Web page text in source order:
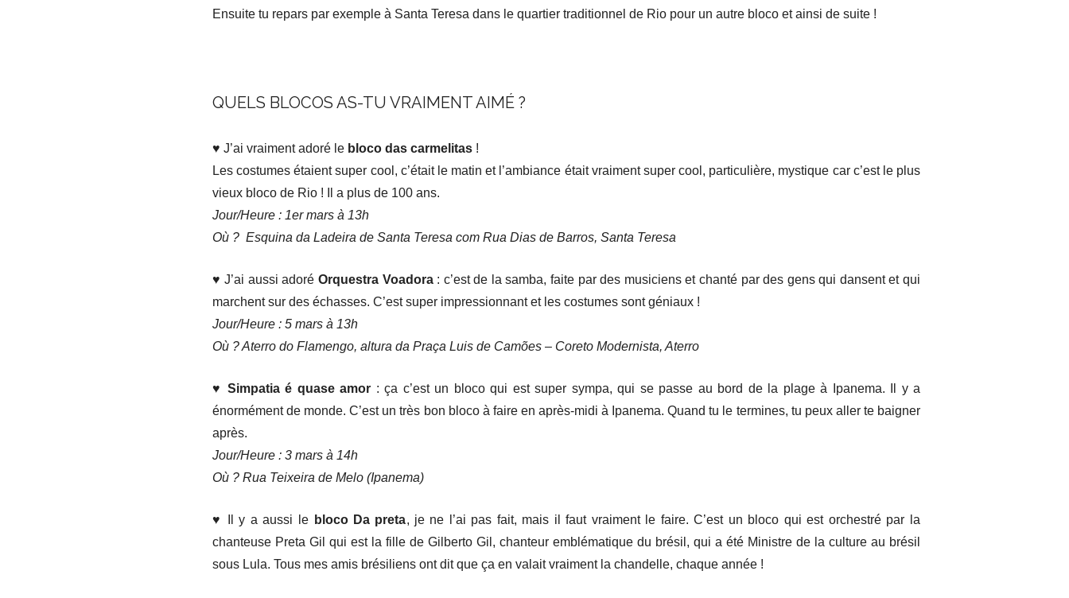
Ensuite tu repars par exemple à Santa Teresa dans le quartier traditionnel de Rio pour un autre bloco et ainsi de suite !
QUELS BLOCOS AS-TU VRAIMENT AIMÉ ?
♥ J’ai vraiment adoré le bloco das carmelitas !
Les costumes étaient super cool, c’était le matin et l’ambiance était vraiment super cool, particulière, mystique car c’est le plus
vieux bloco de Rio ! Il a plus de 100 ans.
Jour/Heure : 1er mars à 13h
Où ? Esquina da Ladeira de Santa Teresa com Rua Dias de Barros, Santa Teresa
♥ J’ai aussi adoré Orquestra Voadora : c’est de la samba, faite par des musiciens et chanté par des gens qui dansent et qui
marchent sur des échasses. C’est super impressionnant et les costumes sont géniaux !
Jour/Heure : 5 mars à 13h
Où ? Aterro do Flamengo, altura da Praça Luis de Camões – Coreto Modernista, Aterro
♥ Simpatia é quase amor : ça c’est un bloco qui est super sympa, qui se passe au bord de la plage à Ipanema. Il y a
énormément de monde. C’est un très bon bloco à faire en après-midi à Ipanema. Quand tu le termines, tu peux aller te baigner
après.
Jour/Heure : 3 mars à 14h
Où ? Rua Teixeira de Melo (Ipanema)
♥ Il y a aussi le bloco Da preta, je ne l’ai pas fait, mais il faut vraiment le faire. C’est un bloco qui est orchestré par la
chanteuse Preta Gil qui est la fille de Gilberto Gil, chanteur emblématique du brésil, qui a été Ministre de la culture au brésil
sous Lula. Tous mes amis brésiliens ont dit que ça en valait vraiment la chandelle, chaque année !